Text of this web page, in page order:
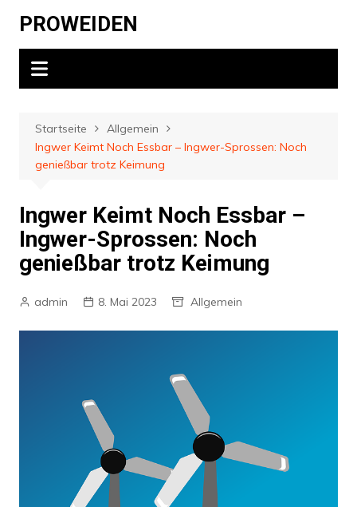
Inhalt
springen
PROWEIDEN
Startseite
Allgemein
Ingwer Keimt Noch Essbar – Ingwer-Sprossen: Noch
genießbar trotz Keimung
Ingwer Keimt Noch Essbar –
Ingwer-Sprossen: Noch
genießbar trotz Keimung
admin 8. Mai 2023 Allgemein